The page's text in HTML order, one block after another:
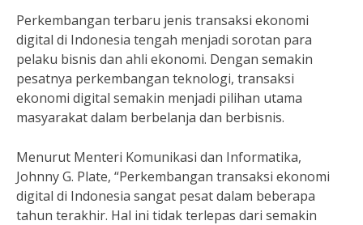
Perkembangan terbaru jenis transaksi ekonomi
digital di Indonesia tengah menjadi sorotan para
pelaku bisnis dan ahli ekonomi. Dengan semakin
pesatnya perkembangan teknologi, transaksi
ekonomi digital semakin menjadi pilihan utama
masyarakat dalam berbelanja dan berbisnis.
Menurut Menteri Komunikasi dan Informatika,
Johnny G. Plate, “Perkembangan transaksi ekonomi
digital di Indonesia sangat pesat dalam beberapa
tahun terakhir. Hal ini tidak terlepas dari semakin